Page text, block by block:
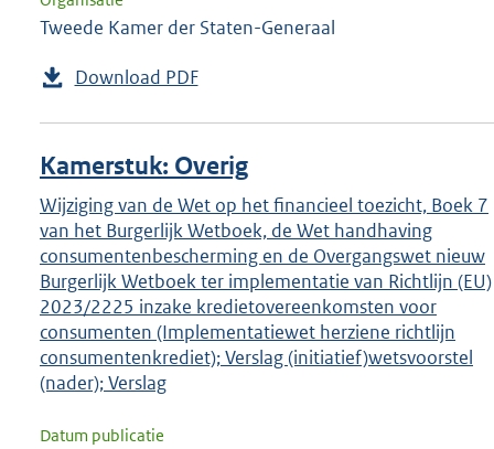
Tweede Kamer der Staten-Generaal
Download PDF
Kamerstuk: Overig
Wijziging van de Wet op het financieel toezicht, Boek 7
van het Burgerlijk Wetboek, de Wet handhaving
consumentenbescherming en de Overgangswet nieuw
Burgerlijk Wetboek ter implementatie van Richtlijn (EU)
2023/2225 inzake kredietovereenkomsten voor
consumenten (Implementatiewet herziene richtlijn
consumentenkrediet); Verslag (initiatief)wetsvoorstel
(nader); Verslag
Datum publicatie